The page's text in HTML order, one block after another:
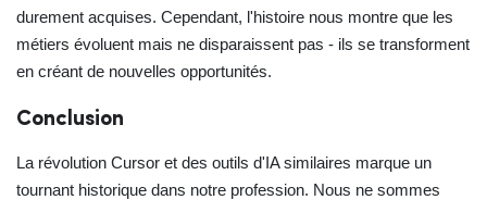
durement acquises. Cependant, l'histoire nous montre que les
métiers évoluent mais ne disparaissent pas - ils se transforment
en créant de nouvelles opportunités.
Conclusion
La révolution Cursor et des outils d'IA similaires marque un
tournant historique dans notre profession. Nous ne sommes